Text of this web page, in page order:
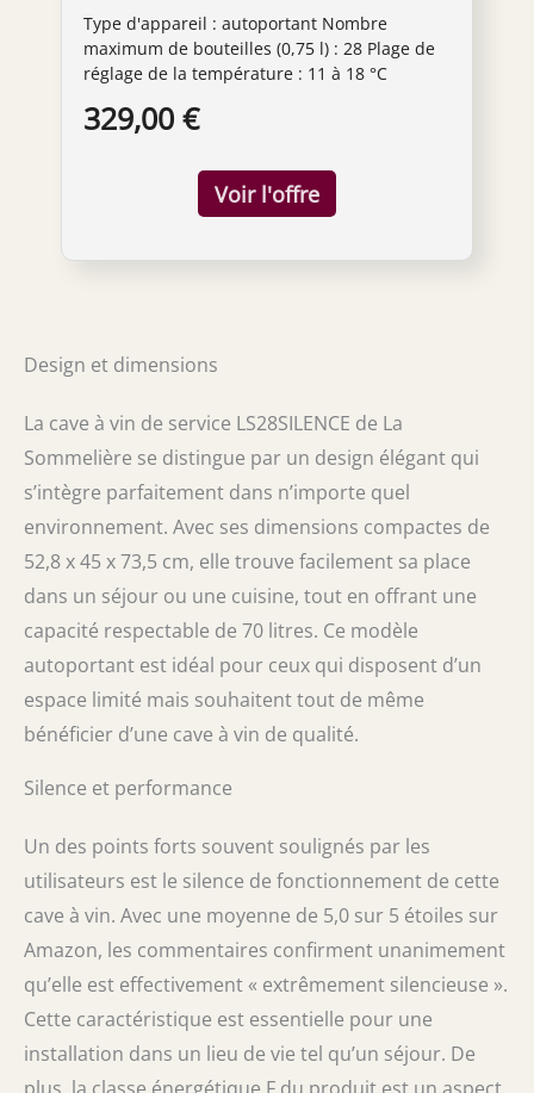
Type d'appareil : autoportant Nombre
maximum de bouteilles (0,75 l) : 28 Plage de
réglage de la température : 11 à 18 °C
Éclairage interne : LED
329,00 €
Design et dimensions
La cave à vin de service LS28SILENCE de La
Sommelière se distingue par un design élégant qui
s’intègre parfaitement dans n’importe quel
environnement. Avec ses dimensions compactes de
52,8 x 45 x 73,5 cm, elle trouve facilement sa place
dans un séjour ou une cuisine, tout en offrant une
capacité respectable de 70 litres. Ce modèle
autoportant est idéal pour ceux qui disposent d’un
espace limité mais souhaitent tout de même
bénéficier d’une cave à vin de qualité.
Silence et performance
Un des points forts souvent soulignés par les
utilisateurs est le silence de fonctionnement de cette
cave à vin. Avec une moyenne de 5,0 sur 5 étoiles sur
Amazon, les commentaires confirment unanimement
qu’elle est effectivement « extrêmement silencieuse ».
Cette caractéristique est essentielle pour une
installation dans un lieu de vie tel qu’un séjour. De